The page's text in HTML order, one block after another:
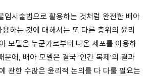
임시술법으로 활용하는 것처럼 완전한 배아
하는 것에 대해서는 또 다른 층위의 윤리
모델은 누군가로부터 나온 세포를 이용하
문에, 배아 모델은 결국 ‘인간 복제’의 결과
관한 수많은 윤리적 논의를 다 다룰 필요는